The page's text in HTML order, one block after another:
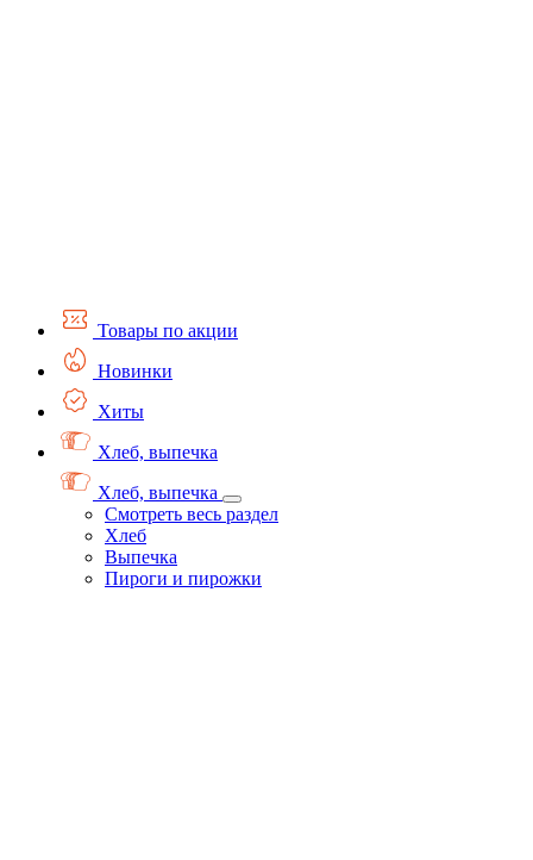
Товары по акции
Новинки
Хиты
Хлеб, выпечка
Хлеб, выпечка
Смотреть весь раздел
Хлеб
Выпечка
Пироги и пирожки